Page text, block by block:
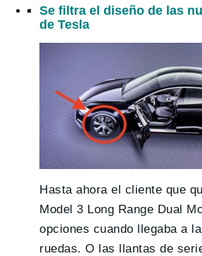
Se filtra el diseño de las
de Tesla
Hasta ahora el cliente que
Model 3 Long Range Dual
opciones cuando llegaba a
ruedas. O las llantas de